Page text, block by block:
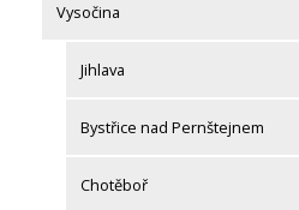
Vysočina
Jihlava
Bystřice nad Pernštejnem
Chotěboř